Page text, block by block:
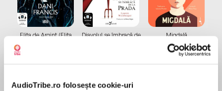
AudioTribe.ro folosește cookie-uri
Elita de Argint (Elita
Diavolul se îmbracă de
Migdală
Sohn Won-pyung